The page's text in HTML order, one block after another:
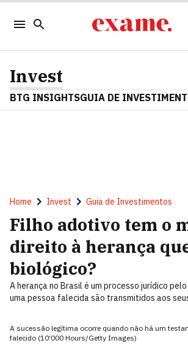
Invest
BTG INSIGHTSGUIA DE
Home Invest Guia de Investimentos
Filho adotivo tem o
direito à herança
biológico?
A herança no Brasil é um processo jurídico
uma pessoa falecida são transmitidos aos
A sucessão legítima ocorre quando não há um
falecido (10'000 Hours/Getty Images)